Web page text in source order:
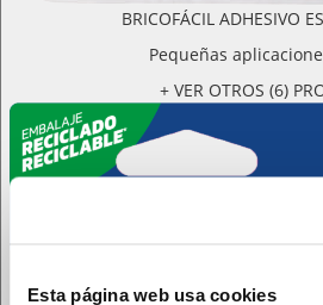
Esta página web usa cookies
BRICOFÁCIL ADHESIVO
Pequeñas
+ VER OTROS (6)